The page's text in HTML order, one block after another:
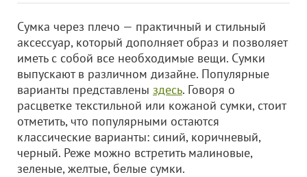
Сумка через плечо — практичный и стильный
аксессуар, который дополняет образ и позволяет
иметь с собой все необходимые вещи. Сумки
выпускают в различном дизайне. Популярные
варианты представлены здесь. Говоря о
расцветке текстильной или кожаной сумки, стоит
отметить, что популярными остаются
классические варианты: синий, коричневый,
черный. Реже можно встретить малиновые,
зеленые, желтые, белые сумки.